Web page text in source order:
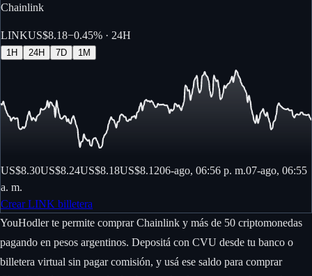
Chainlink
LINKUS$8.18−0.45% · 24H
1H 24H 7D 1M
US$8.30US$8.24US$8.18US$8.1206-ago, 06:56 p. m.07-ago, 06:55
a. m.
Crear LINK billetera
YouHodler te permite comprar Chainlink y más de 50 criptomonedas
pagando en pesos argentinos. Depositá con CVU desde tu banco o
billetera virtual sin pagar comisión, y usá ese saldo para comprar